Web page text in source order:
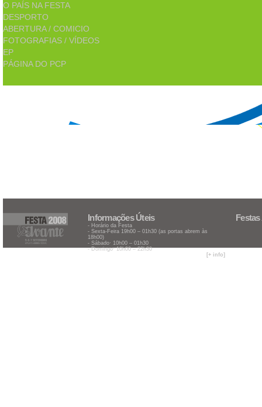
O PAÍS NA FESTA
DESPORTO
ABERTURA / COMICIO
FOTOGRAFIAS / VÍDEOS
EP
PÁGINA DO PCP
Informações Úteis
- Horário da Festa
- Sexta-Feira 19h00 – 01h30 (as portas abrem às
18h00)
- Sábado· 10h00 – 01h30
- Domingo· 10h00 – 22h30
[+ info]